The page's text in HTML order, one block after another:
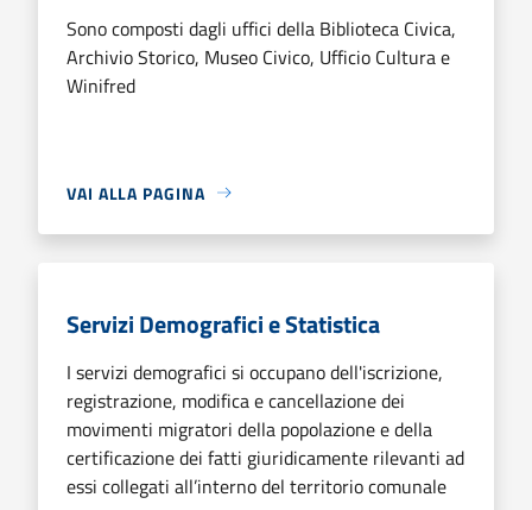
Sono composti dagli uffici della Biblioteca Civica,
Archivio Storico, Museo Civico, Ufficio Cultura e
Winifred
VAI ALLA PAGINA
Servizi Demografici e Statistica
I servizi demografici si occupano dell'iscrizione,
registrazione, modifica e cancellazione dei
movimenti migratori della popolazione e della
certificazione dei fatti giuridicamente rilevanti ad
essi collegati all’interno del territorio comunale